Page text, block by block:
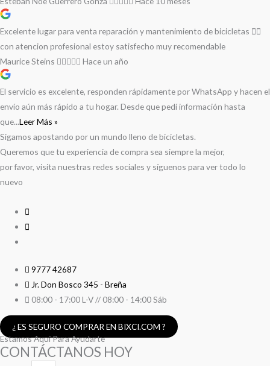
Excelente lugar para venta reparación y mantenimiento de bicicletas 🚵‍♀️
con atencion profesional estoy satisfecho muy recomendable
Maurice Steins
Hace un año
El servicio es excelente, responden rápidamente por WhatsApp y hacen el
envío aún más rápido a tu hogar. Desde que pedí información hasta
que...Leer Más »
Sigamos apostando por un mundo lleno de bicicletas.
Queremos que tu experiencia de compra sea siempre la mejor,
por favor, visita nuestras redes sociales y síguenos para ver todo lo
nuevo
9777 42687
Jr. Don Bosco 345 - Breña
08:00 - 17:00 L-V // 08:00 - 14:00 Sáb
¿ ES SEGURO COMPRAR EN BIXCI.COM ?
Estamos Aquí Para Ayudarte
CONTÁCTANOS HOY